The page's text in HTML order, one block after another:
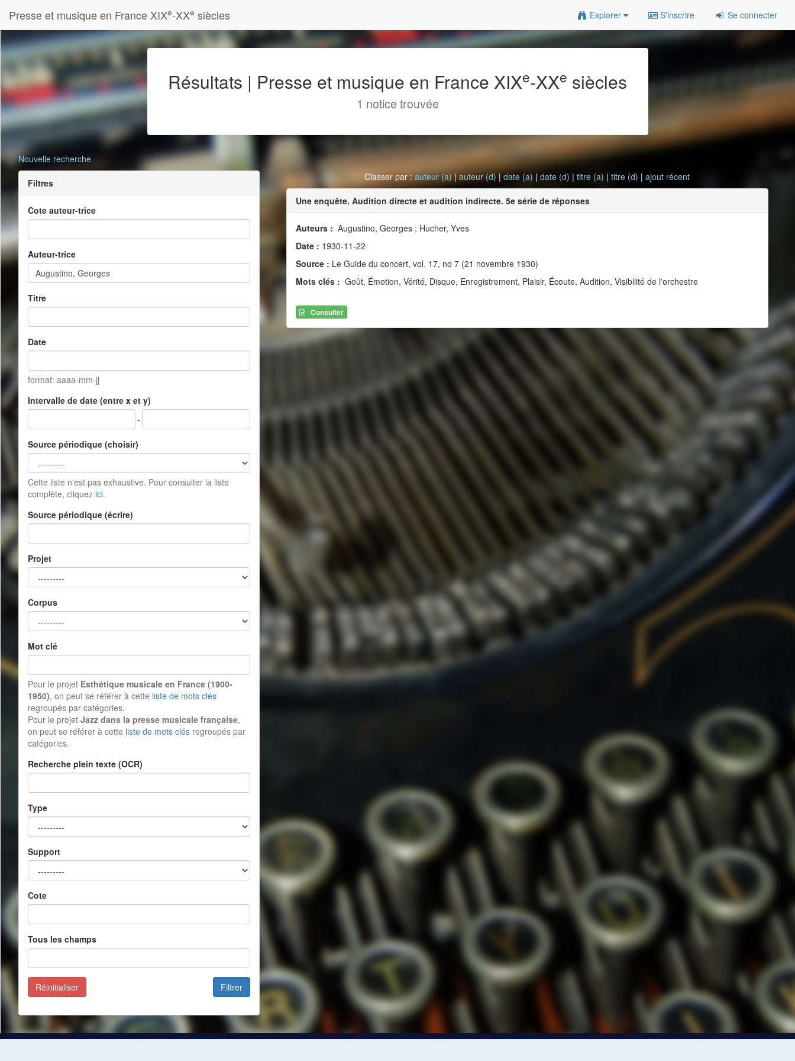
Presse et musique en France XIXe-XXe siècles Explorer S'inscrire Se connecter
Résultats | Presse et musique en France XIXe-XXe siècles
1 notice trouvée
Nouvelle recherche
Filtres
Cote auteur-trice
Auteur-trice
Titre
Date
format: aaaa-mm-jj
Intervalle de date (entre x et y)
-
Source périodique (choisir)
Cette liste n'est pas exhaustive. Pour consulter la liste
complète, cliquez ici.
Source périodique (écrire)
Projet
Corpus
Mot clé
Pour le projet Esthétique musicale en France (1900-
1950), on peut se référer à cette liste de mots clés
regroupés par catégories.
Pour le projet Jazz dans la presse musicale française,
on peut se référer à cette liste de mots clés regroupés par
catégories.
Recherche plein texte (OCR)
Type
Support
Cote
Tous les champs
Filtrer
Réinitialiser
Classer par :auteur (a)|auteur (d)|date (a) |date (d) |titre (a) |titre (d) |ajout récent
Une enquête. Audition directe et audition indirecte. 5e série de réponses
Auteurs : Augustino, Georges ; Hucher, Yves
Date : 1930-11-22
Source : Le Guide du concert, vol. 17, no 7 (21 novembre 1930)
Mots clés : Goût, Émotion, Vérité, Disque, Enregistrement, Plaisir, Écoute, Audition, Visibilité de l'orchestre
Consulter